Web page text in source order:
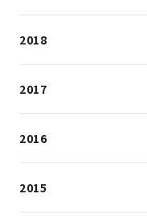
2018
2017
2016
2015